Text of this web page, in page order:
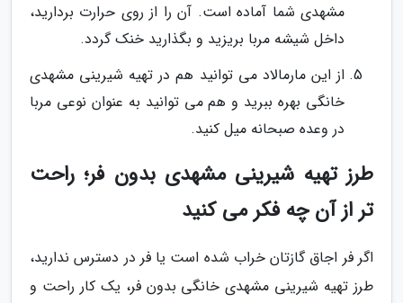
مشهدی شما آماده است. آن را از روی حرارت بردارید،
داخل شیشه مربا بریزید و بگذارید خنک گردد.
از این مارمالاد می توانید هم در تهیه شیرینی مشهدی
خانگی بهره ببرید و هم می توانید به عنوان نوعی مربا
در وعده صبحانه میل کنید.
طرز تهیه شیرینی مشهدی بدون فر؛ راحت
تر از آن چه فکر می کنید
اگر فر اجاق گازتان خراب شده است یا فر در دسترس ندارید،
طرز تهیه شیرینی مشهدی خانگی بدون فر، یک کار راحت و